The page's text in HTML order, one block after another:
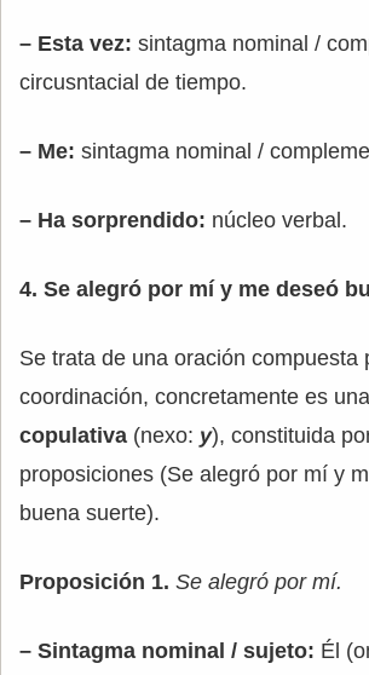
– Esta vez: sintagma nominal /
circusntacial de tiempo.
– Me: sintagma nominal /
– Ha sorprendido: núcleo verbal.
4. Se alegró por mí y me deseó
Se trata de una oración compuesta
coordinación, concretamente es una
copulativa (nexo: y), constituida
proposiciones (Se alegró por mí y
buena suerte).
Proposición 1. Se alegró por mí.
– Sintagma nominal / sujeto: Él